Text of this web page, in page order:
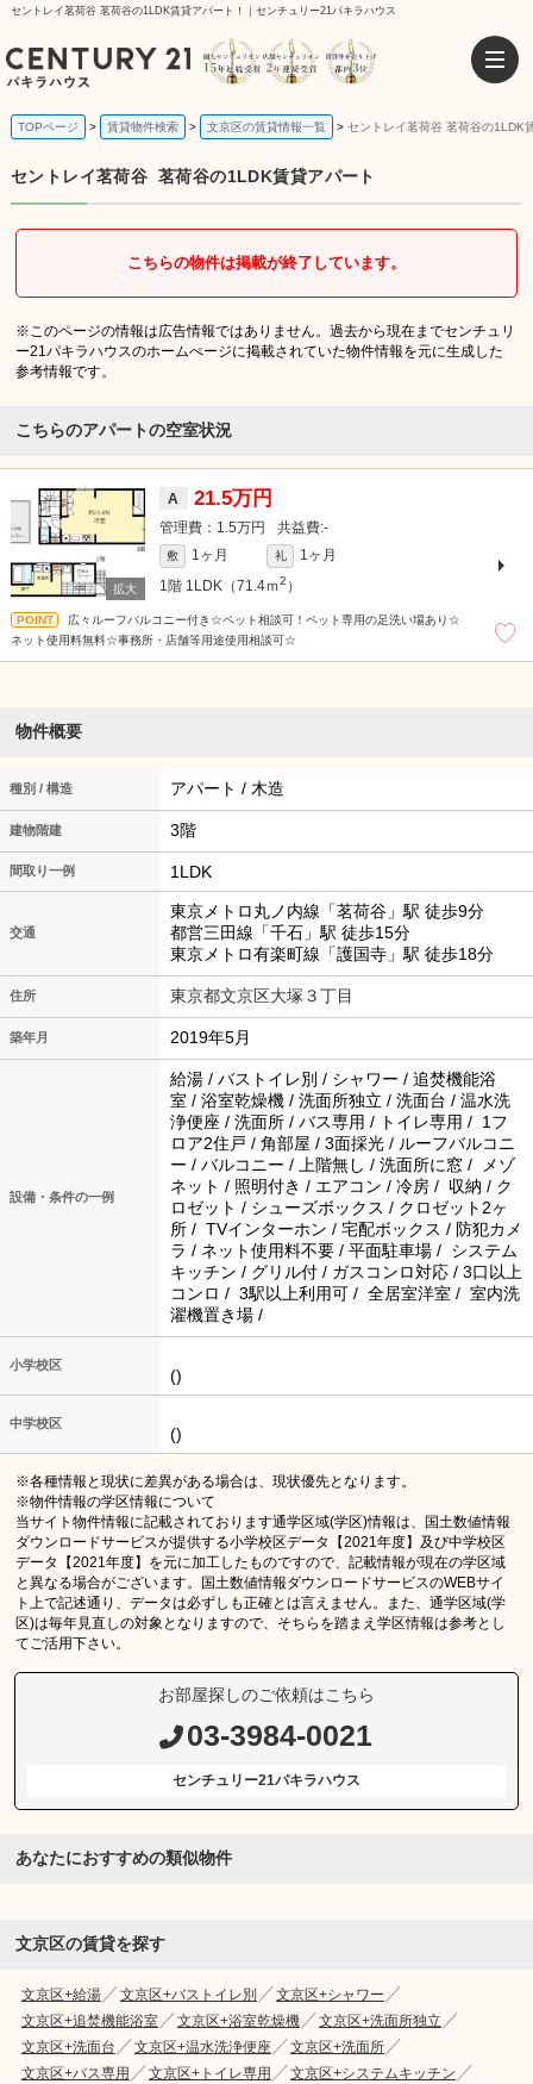
セントレイ茗荷谷 茗荷谷の1LDK賃貸アパート！｜センチュリー21パキラハウス
TOPページ 賃貸物件検索 文京区の賃貸情報一覧 セントレイ茗荷谷 茗荷谷の1LDK
セントレイ茗荷谷 茗荷谷の1LDK賃貸アパート
こちらの物件は掲載が終了しています。
※このページの情報は広告情報ではありません。過去から現在までセンチュリ
ー21パキラハウスのホームぺージに掲載されていた物件情報を元に生成した
参考情報です。
こちらのアパートの空室状況
A 21.5万円
1.5万円 -
敷 1ヶ月 礼
1ヶ月
1階 1LDK（71.4ｍ2 ）
広々ルーフバルコニー付き☆ペット相談可！ペット専用の足洗い場あり☆
ネット使用料無料☆事務所・店舗等用途使用相談可☆
物件概要
種別 / 構造 アパート / 木造
建物階建 3階
間取り一例 1LDK
交通
東京メトロ丸ノ内線「茗荷谷」駅 徒歩9分
都営三田線「千石」駅 徒歩15分
東京メトロ有楽町線「護国寺」駅 徒歩18分
住所 東京都文京区大塚３丁目
築年月 2019年5月
設備・条件の一例
給湯 / バストイレ別 / シャワー / 追焚機能浴
室 / 浴室乾燥機 / 洗面所独立 / 洗面台 / 温水洗
浄便座 / 洗面所 / バス専用 / トイレ専用 / 1フ
ロア2住戸 / 角部屋 / 3面採光 / ルーフバルコニ
ー / バルコニー / 上階無し / 洗面所に窓 / メゾ
ネット / 照明付き / エアコン / 冷房 / 収納 / ク
ロゼット / シューズボックス / クロゼット2ヶ
所 / TVインターホン / 宅配ボックス / 防犯カメ
ラ / ネット使用料不要 / 平面駐車場 / システム
キッチン / グリル付 / ガスコンロ対応 / 3口以上
コンロ / 3駅以上利用可 / 全居室洋室 / 室内洗
濯機置き場 /
小学校区
()
中学校区
()
※各種情報と現状に差異がある場合は、現状優先となります。
※物件情報の学区情報について
当サイト物件情報に記載されております通学区域(学区)情報は、国土数値情報
ダウンロードサービスが提供する小学校区データ【2021年度】及び中学校区
データ【2021年度】を元に加工したものですので、記載情報が現在の学区域
と異なる場合がございます。国土数値情報ダウンロードサービスのWEBサイ
ト上で記述通り、データは必ずしも正確とは言えません。また、通学区域(学
区)は毎年見直しの対象となりますので、そちらを踏まえ学区情報は参考とし
てご活用下さい。
お部屋探しのご依頼はこちら
03-3984-0021
センチュリー21パキラハウス
あなたにおすすめの類似物件
文京区の賃貸を探す
文京区+給湯 文京区+バストイレ別
文京区+シャワー
文京区+追焚機能浴室
文京区+浴室乾燥機
文京区+洗面所独立
文京区+洗面台
文京区+温水洗浄便座
文京区+洗面所
文京区+バス専用
文京区+トイレ専用
文京区+システムキッチン